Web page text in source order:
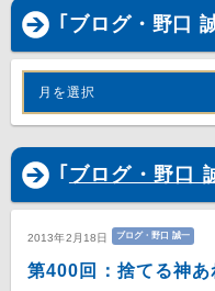
｢ブログ・野口
月を選択
｢ ブログ・野口
2013年2月18日 ブログ・野口 誠一
第400回：捨てる神あ